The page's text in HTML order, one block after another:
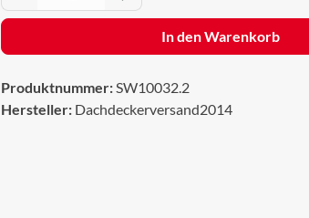
In den Warenkorb
Produktnummer:SW10032.2
Hersteller: Dachdeckerversand2014